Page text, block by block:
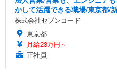
かして活躍できる職場/東京都/
株式会社セブンコード
東京都
月給23万円～
正社員